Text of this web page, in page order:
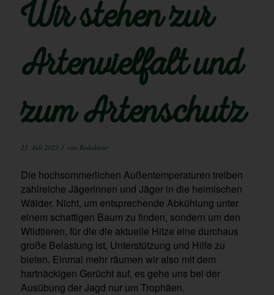
Wir stehen zur
Artenvielfalt und
zum Artenschutz
21. Juli 2023 / von Redakteur
Die hochsommerlichen Außentemperaturen treiben
zahlreiche Jägerinnen und Jäger in die heimischen
Wälder. Nicht, um entsprechende Abkühlung unter
einem schattigen Baum zu finden, sondern um den
Wildtieren, für die die aktuelle Hitze eine durchaus
große Belastung ist, Unterstützung und Hilfe zu
bieten. Einmal mehr räumen wir also mit dem
hartnäckigen Gerücht auf, es gehe uns bei der
Ausübung der Jagd nur um Trophäen.